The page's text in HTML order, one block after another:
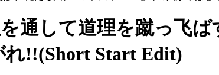
通して道理を蹴っ飞
!!(Short Start Edit)